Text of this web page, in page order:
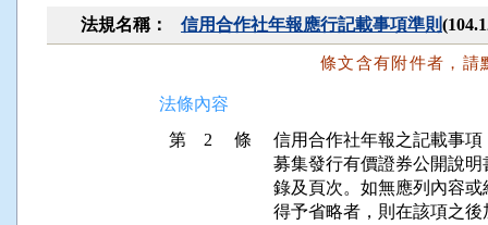
法規名稱： 信用合作社年報應行記載事項準則
條文含有附件者，請
法條內容
第 2 條
信用合作社年報之記載事
募集發行有價證券公開說
錄及頁次。如無應列內容
得予省略者，則在該項之